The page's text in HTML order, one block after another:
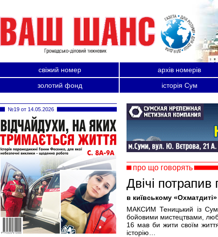
свіжий номер
архів номерів
золотий фонд
історія Сум
про що говорять
Двічі
в київському
МАКСИМ Теницький із Сум
бойовими мистецтвами,
16 мав би жити своїм
історію…
№19 от 14.05.2026